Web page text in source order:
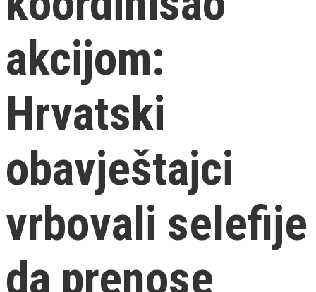
akcijom:
Hrvatski
obavještajci
vrbovali selefije
da prenose